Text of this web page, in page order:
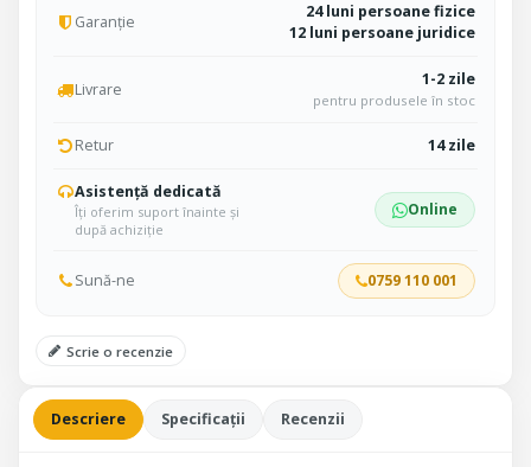
Garanție
24 luni persoane fizice
12 luni persoane juridice
Livrare 1-2 zile
pentru produsele în stoc
Retur 14 zile
Asistență dedicată
Îți oferim suport înainte și
după achiziție
Online
Sună-ne 0759 110 001
Scrie o recenzie
Descriere Specificații Recenzii